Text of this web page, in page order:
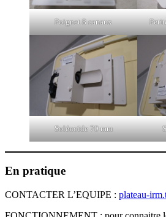
Poignet 8 canaux
Solénoïde 70 mm
En pratique
CONTACTER L’EQUIPE : plateau-